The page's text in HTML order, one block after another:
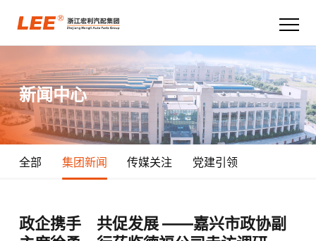
首页
关于宏利
产品技术
新闻中心
职业发展
新闻中心
全部 集团新闻 传媒关注 党建引领
政企携手 共促发展 ——嘉兴市政协副